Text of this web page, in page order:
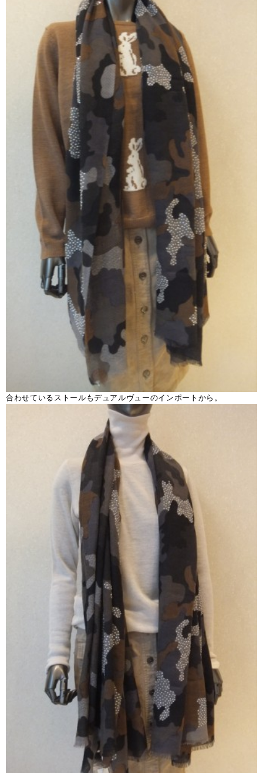
合わせているストールもデュアルヴューのインポートから。